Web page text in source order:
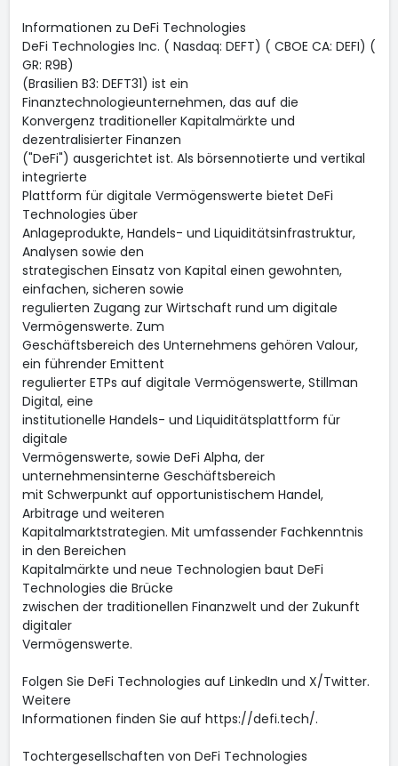
Informationen zu DeFi Technologies
DeFi Technologies Inc. ( Nasdaq: DEFT) ( CBOE CA: DEFI) (
GR: R9B)
(Brasilien B3: DEFT31) ist ein
Finanztechnologieunternehmen, das auf die
Konvergenz traditioneller Kapitalmärkte und
dezentralisierter Finanzen
("DeFi") ausgerichtet ist. Als börsennotierte und vertikal
integrierte
Plattform für digitale Vermögenswerte bietet DeFi
Technologies über
Anlageprodukte, Handels- und Liquiditätsinfrastruktur,
Analysen sowie den
strategischen Einsatz von Kapital einen gewohnten,
einfachen, sicheren sowie
regulierten Zugang zur Wirtschaft rund um digitale
Vermögenswerte. Zum
Geschäftsbereich des Unternehmens gehören Valour,
ein führender Emittent
regulierter ETPs auf digitale Vermögenswerte, Stillman
Digital, eine
institutionelle Handels- und Liquiditätsplattform für
digitale
Vermögenswerte, sowie DeFi Alpha, der
unternehmensinterne Geschäftsbereich
mit Schwerpunkt auf opportunistischem Handel,
Arbitrage und weiteren
Kapitalmarktstrategien. Mit umfassender Fachkenntnis
in den Bereichen
Kapitalmärkte und neue Technologien baut DeFi
Technologies die Brücke
zwischen der traditionellen Finanzwelt und der Zukunft
digitaler
Vermögenswerte.
Folgen Sie DeFi Technologies auf LinkedIn und X/Twitter.
Weitere
Informationen finden Sie auf https://defi.tech/.
Tochtergesellschaften von DeFi Technologies